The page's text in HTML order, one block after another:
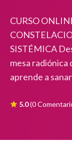
CURSO
SISTÉMICA
mesa radiónica
aprende a
5.0(0